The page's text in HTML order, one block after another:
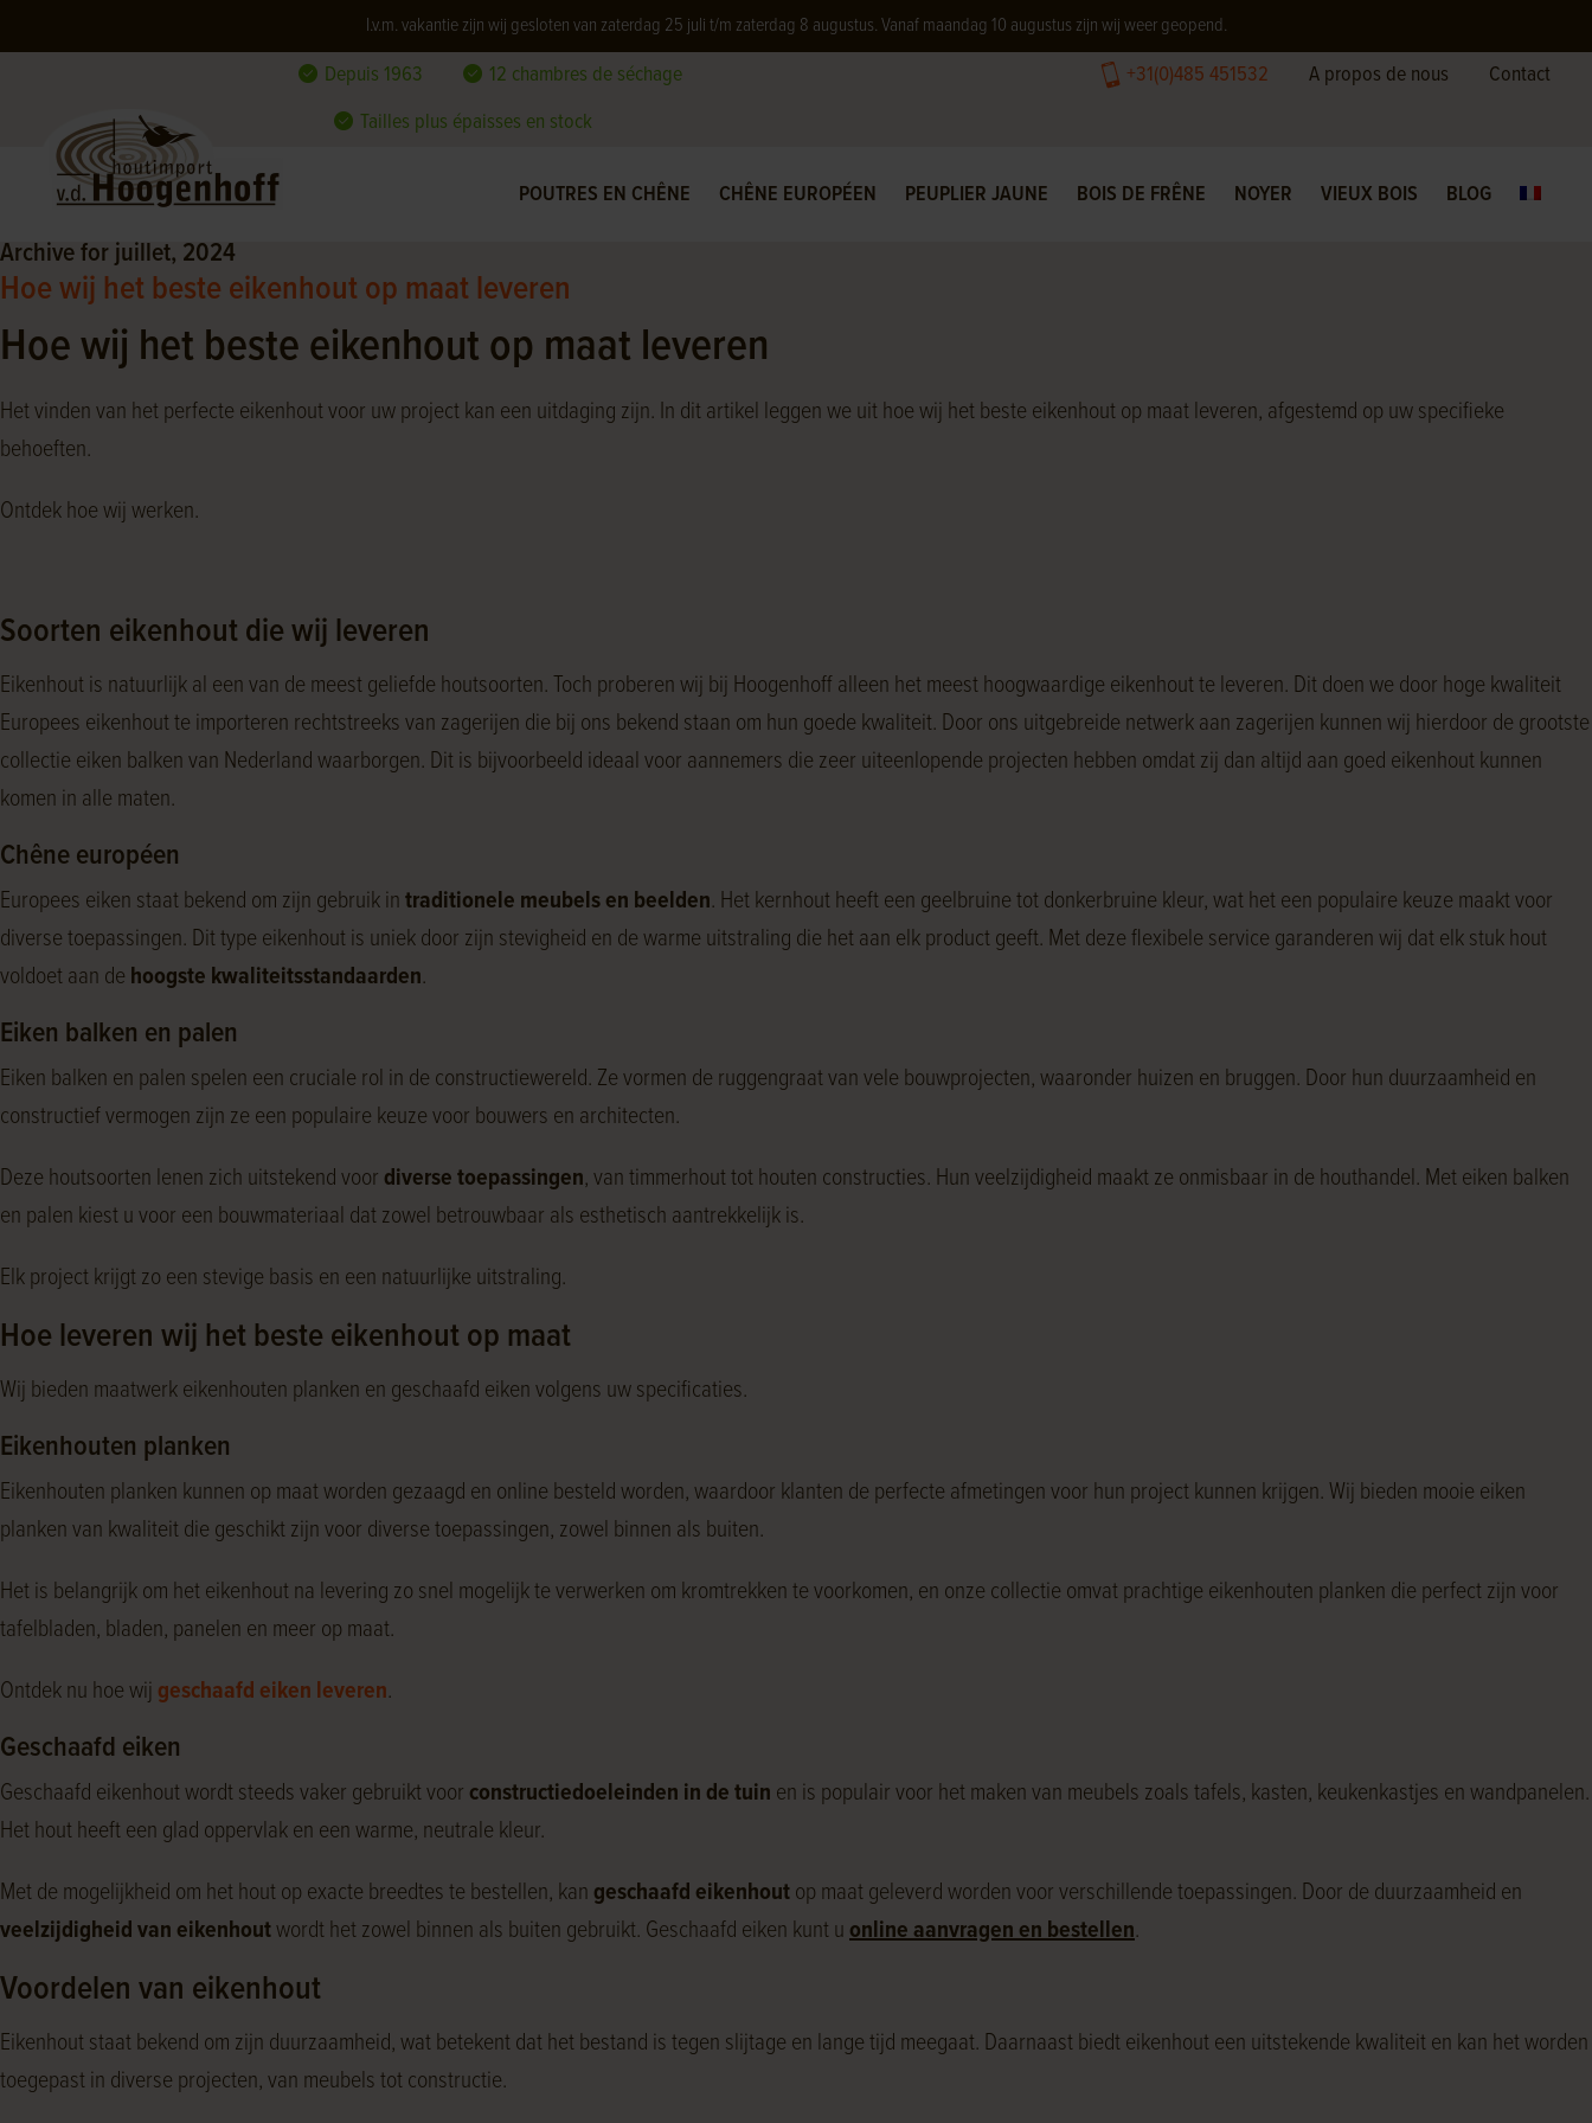
I.v.m. vakantie zijn wij gesloten van zaterdag 25 juli t/m zaterdag 8 augustus. Vanaf maandag 10 augustus zijn wij weer geopend.
Depuis 1963
12 chambres de séchage
Tailles plus épaisses en stock
+31(0)485 451532 A propos de nous Contact
POUTRES EN CHÊNE CHÊNE EUROPÉEN PEUPLIER JAUNE BOIS DE FRÊNE NOYER VIEUX BOIS BLOG
Archive for juillet, 2024
Hoe wij het beste eikenhout op maat leveren
Hoe wij het beste eikenhout op maat leveren
Het vinden van het perfecte eikenhout voor uw project kan een uitdaging zijn. In dit artikel leggen we uit hoe wij het beste eikenhout op maat leveren, afgestemd op uw specifieke
behoeften.
Ontdek hoe wij werken.
Soorten eikenhout die wij leveren
Eikenhout is natuurlijk al een van de meest geliefde houtsoorten. Toch proberen wij bij Hoogenhoff alleen het meest hoogwaardige eikenhout te leveren. Dit doen we door hoge kwaliteit
Europees eikenhout te importeren rechtstreeks van zagerijen die bij ons bekend staan om hun goede kwaliteit. Door ons uitgebreide netwerk aan zagerijen kunnen wij hierdoor de grootste
collectie eiken balken van Nederland waarborgen. Dit is bijvoorbeeld ideaal voor aannemers die zeer uiteenlopende projecten hebben omdat zij dan altijd aan goed eikenhout kunnen
komen in alle maten.
Chêne européen
Europees eiken staat bekend om zijn gebruik intraditionele meubels en beelden. Het kernhout heeft een geelbruine tot donkerbruine kleur, wat het een populaire keuze maakt voor
diverse toepassingen. Dit type eikenhout is uniek door zijn stevigheid en de warme uitstraling die het aan elk product geeft. Met deze flexibele service garanderen wij dat elk stuk hout
voldoet aan de hoogste kwaliteitsstandaarden.
Eiken balken en palen
Eiken balken en palen spelen een cruciale rol in de constructiewereld. Ze vormen de ruggengraat van vele bouwprojecten, waaronder huizen en bruggen. Door hun duurzaamheid en
constructief vermogen zijn ze een populaire keuze voor bouwers en architecten.
Deze houtsoorten lenen zich uitstekend voor diverse toepassingen, van timmerhout tot houten constructies. Hun veelzijdigheid maakt ze onmisbaar in de houthandel. Met eiken balken
en palen kiest u voor een bouwmateriaal dat zowel betrouwbaar als esthetisch aantrekkelijk is.
Elk project krijgt zo een stevige basis en een natuurlijke uitstraling.
Hoe leveren wij het beste eikenhout op maat
Wij bieden maatwerk eikenhouten planken en geschaafd eiken volgens uw specificaties.
Eikenhouten planken
Eikenhouten planken kunnen op maat worden gezaagd en online besteld worden, waardoor klanten de perfecte afmetingen voor hun project kunnen krijgen. Wij bieden mooie eiken
planken van kwaliteit die geschikt zijn voor diverse toepassingen, zowel binnen als buiten.
Het is belangrijk om het eikenhout na levering zo snel mogelijk te verwerken om kromtrekken te voorkomen, en onze collectie omvat prachtige eikenhouten planken die perfect zijn voor
tafelbladen, bladen, panelen en meer op maat.
Ontdek nu hoe wij geschaafd eiken leveren.
Geschaafd eiken
Geschaafd eikenhout wordt steeds vaker gebruikt voor constructiedoeleinden in de tuin en is populair voor het maken van meubels zoals tafels, kasten, keukenkastjes en wandpanelen.
Het hout heeft een glad oppervlak en een warme, neutrale kleur.
Met de mogelijkheid om het hout op exacte breedtes te bestellen, kan geschaafd eikenhoutop maat geleverd worden voor verschillende toepassingen. Door de duurzaamheid en
veelzijdigheid van eikenhoutwordt het zowel binnen als buiten gebruikt. Geschaafd eiken kunt uonline aanvragen en bestellen.
Voordelen van eikenhout
Eikenhout staat bekend om zijn duurzaamheid, wat betekent dat het bestand is tegen slijtage en lange tijd meegaat. Daarnaast biedt eikenhout een uitstekende kwaliteit en kan het worden
toegepast in diverse projecten, van meubels tot constructie.